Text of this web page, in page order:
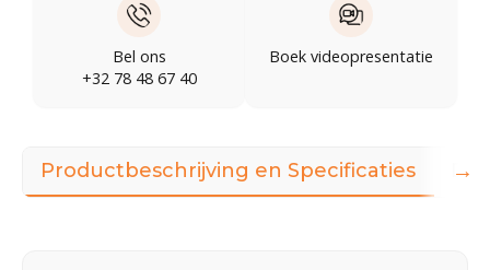
Bel ons
+32 78 48 67 40
Boek videopresentatie
Productbeschrijving en Specificaties →